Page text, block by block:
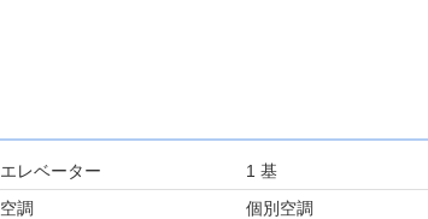
エレベーター
1 基
空調
個別空調